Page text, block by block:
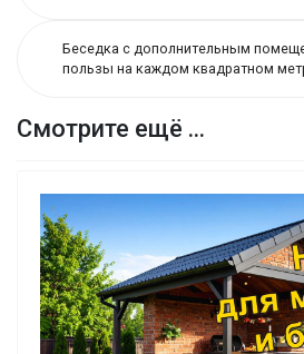
Беседка с дополнительным
пользы на каждом квадратном
Смотрите ещё ...